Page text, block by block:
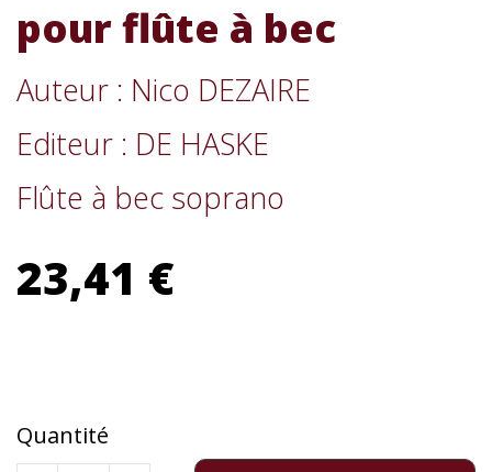
pour flûte à bec
Auteur : Nico DEZAIRE
Editeur : DE HASKE
Flûte à bec soprano
23,41 €
Quantité